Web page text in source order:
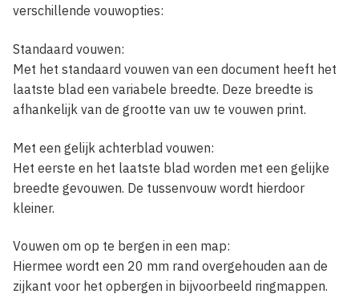
verschillende vouwopties:
Standaard vouwen:
Met het standaard vouwen van een document heeft het
laatste blad een variabele breedte. Deze breedte is
afhankelijk van de grootte van uw te vouwen print.
Met een gelijk achterblad vouwen:
Het eerste en het laatste blad worden met een gelijke
breedte gevouwen. De tussenvouw wordt hierdoor
kleiner.
Vouwen om op te bergen in een map:
Hiermee wordt een 20 mm rand overgehouden aan de
zijkant voor het opbergen in bijvoorbeeld ringmappen.